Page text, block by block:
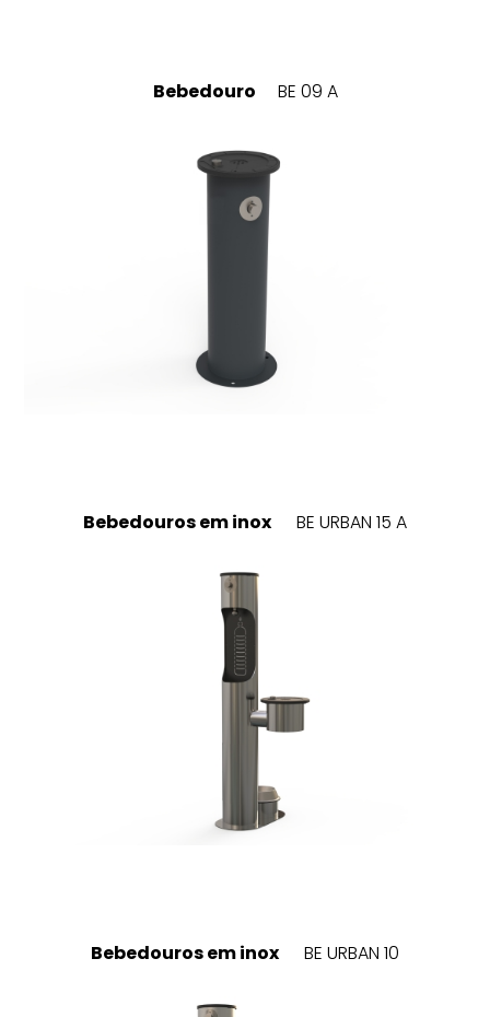
Bebedouro BE 09 A
Bebedouros em inox BE URBAN 15 A
Bebedouros em inox BE URBAN 10